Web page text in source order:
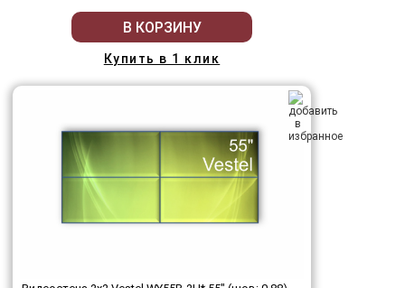
В КОРЗИНУ
Купить в 1 клик